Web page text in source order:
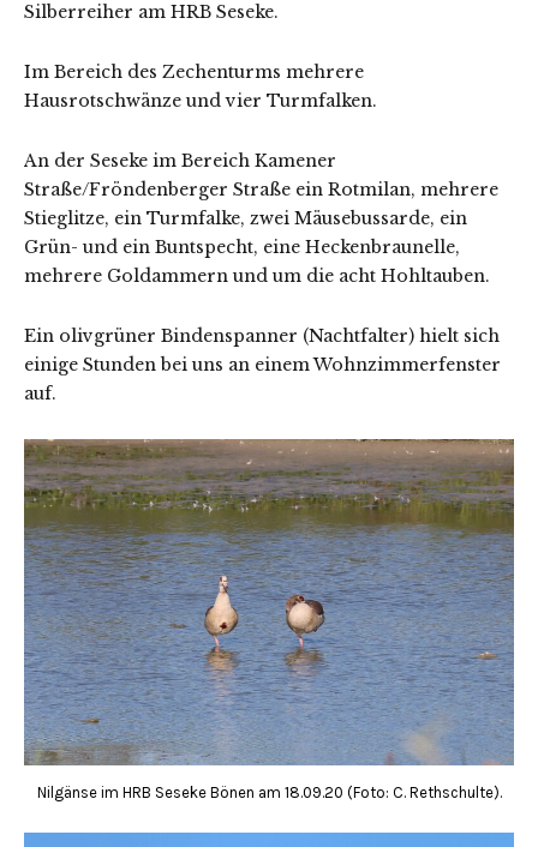
Silberreiher am HRB Seseke.
Im Bereich des Zechenturms mehrere
Hausrotschwänze und vier Turmfalken.
An der Seseke im Bereich Kamener
Straße/Fröndenberger Straße ein Rotmilan, mehrere
Stieglitze, ein Turmfalke, zwei Mäusebussarde, ein
Grün- und ein Buntspecht, eine Heckenbraunelle,
mehrere Goldammern und um die acht Hohltauben.
Ein olivgrüner Bindenspanner (Nachtfalter) hielt sich
einige Stunden bei uns an einem Wohnzimmerfenster
auf.
Nilgänse im HRB Seseke Bönen am 18.09.20 (Foto: C. Rethschulte).